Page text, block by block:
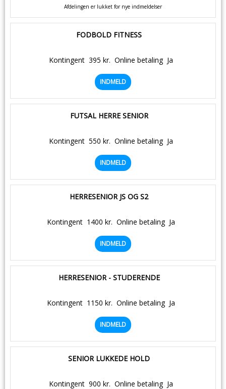
Afdelingen er lukket for nye indmeldelser
FODBOLD FITNESS
Kontingent 395 kr. Online betaling Ja
INDMELD
FUTSAL HERRE SENIOR
Kontingent 550 kr. Online betaling Ja
INDMELD
HERRESENIOR JS OG S2
Kontingent 1400 kr. Online betaling Ja
INDMELD
HERRESENIOR - STUDERENDE
Kontingent 1150 kr. Online betaling Ja
INDMELD
SENIOR LUKKEDE HOLD
Kontingent 900 kr. Online betaling Ja